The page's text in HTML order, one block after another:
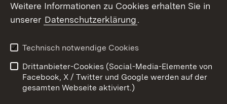
Kontakt
Datenschutz
Barrierefreiheit
Impressum Cookies
Weitere Informationen zu Cookies erhalten Sie in
unserer Datenschutzerklärung.
Technisch notwendige Cookies
Drittanbieter-Cookies (Social-Media-Elemente von
Facebook, X / Twitter und Google werden auf der
gesamten Webseite aktiviert.)